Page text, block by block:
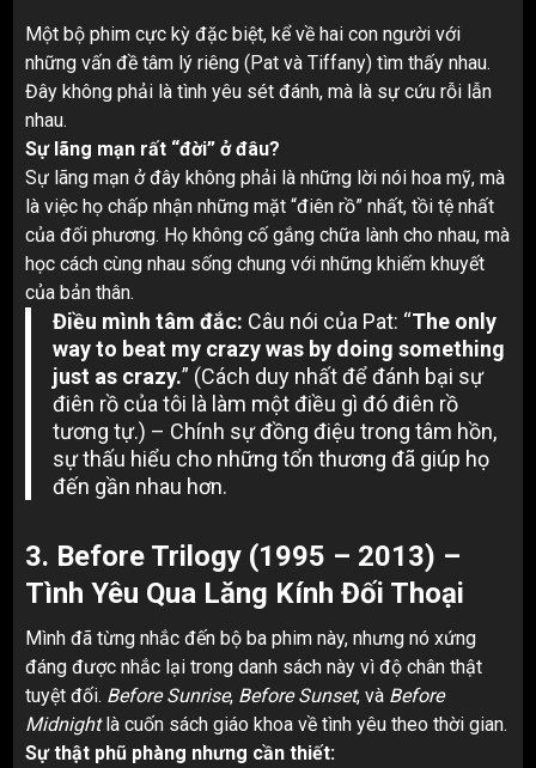
Một bộ phim cực kỳ đặc biệt, kể về hai con người với
những vấn đề tâm lý riêng (Pat và Tiffany) tìm thấy nhau.
Đây không phải là tình yêu sét đánh, mà là sự cứu rỗi lẫn
nhau.
Sự lãng mạn rất “đời” ở đâu?
Sự lãng mạn ở đây không phải là những lời nói hoa mỹ, mà
là việc họ chấp nhận những mặt “điên rồ” nhất, tồi tệ nhất
của đối phương. Họ không cố gắng chữa lành cho nhau, mà
học cách cùng nhau sống chung với những khiếm khuyết
của bản thân.
Điều mình tâm đắc: Câu nói của Pat: “The only
way to beat my crazy was by doing something
just as crazy.” (Cách duy nhất để đánh bại sự
điên rồ của tôi là làm một điều gì đó điên rồ
tương tự.) – Chính sự đồng điệu trong tâm hồn,
sự thấu hiểu cho những tổn thương đã giúp họ
đến gần nhau hơn.
3. Before Trilogy (1995 – 2013) –
Tình Yêu Qua Lăng Kính Đối Thoại
Mình đã từng nhắc đến bộ ba phim này, nhưng nó xứng
đáng được nhắc lại trong danh sách này vì độ chân thật
tuyệt đối. Before Sunrise, Before Sunset, và Before
Midnightlà cuốn sách giáo khoa về tình yêu theo thời gian.
Sự thật phũ phàng nhưng cần thiết: